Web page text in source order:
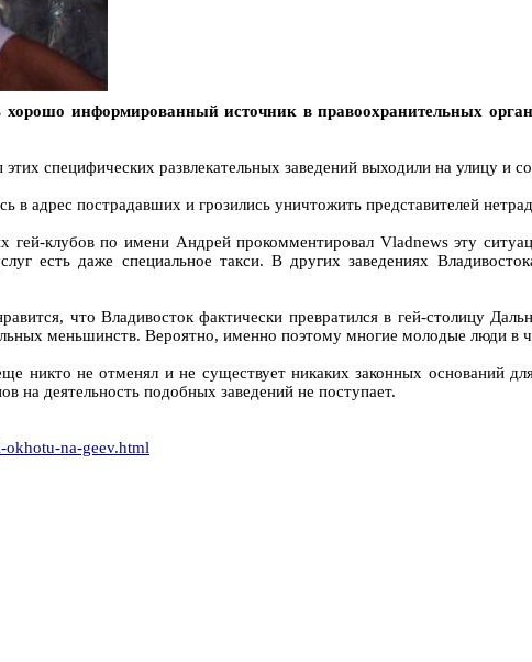
информированный источник в правоохранительных
специфических развлекательных заведений выходили на улицу и
адрес пострадавших и грозились уничтожить представителей
гей-клубов по имени Андрей прокомментировал Vladnews эту
есть даже специальное такси. В других заведениях
что Владивосток фактически превратился в гей-столицу
меньшинств. Вероятно, именно поэтому многие молодые люди в
никто не отменял и не существует никаких законных оснований
на деятельность подобных заведений не поступает.
na-geev.html